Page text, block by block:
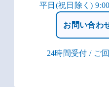
平日(祝日除く)
お問い合わ
24時間受付 / ご